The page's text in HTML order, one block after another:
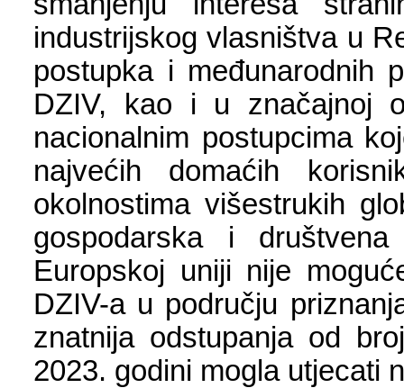
industrijskog vlasništva u
postupka i međunarodnih
DZIV, kao i u značajnoj
nacionalnim postupcima
najvećih domaćih
okolnostima višestrukih
gospodarska i
Europskoj uniji nije
DZIV-a u području
znatnija odstupanja od
2023. godini mogla utjecati